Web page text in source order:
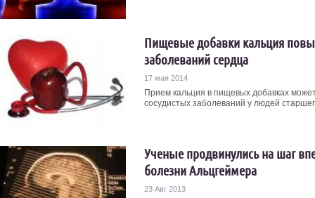
Пищевые добавки кальция
заболеваний сердца
17 мая 2014
Прием кальция в пищевых добавках
сосудистых заболеваний у людей
Ученые продвинулись на шаг
болезни Альцгеймера
23 Авг 2013